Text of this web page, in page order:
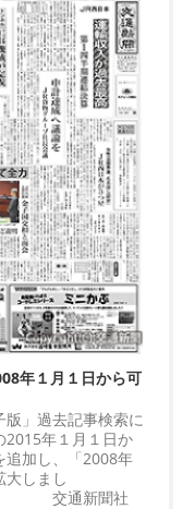
年１月１日から可
」過去記事検索に
2015年１月１日か
追加し、「2008年
大しまし
新聞社